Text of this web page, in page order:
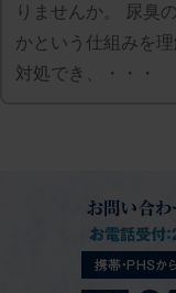
りませんか。 尿臭
かという仕組みを
対処でき、・・・